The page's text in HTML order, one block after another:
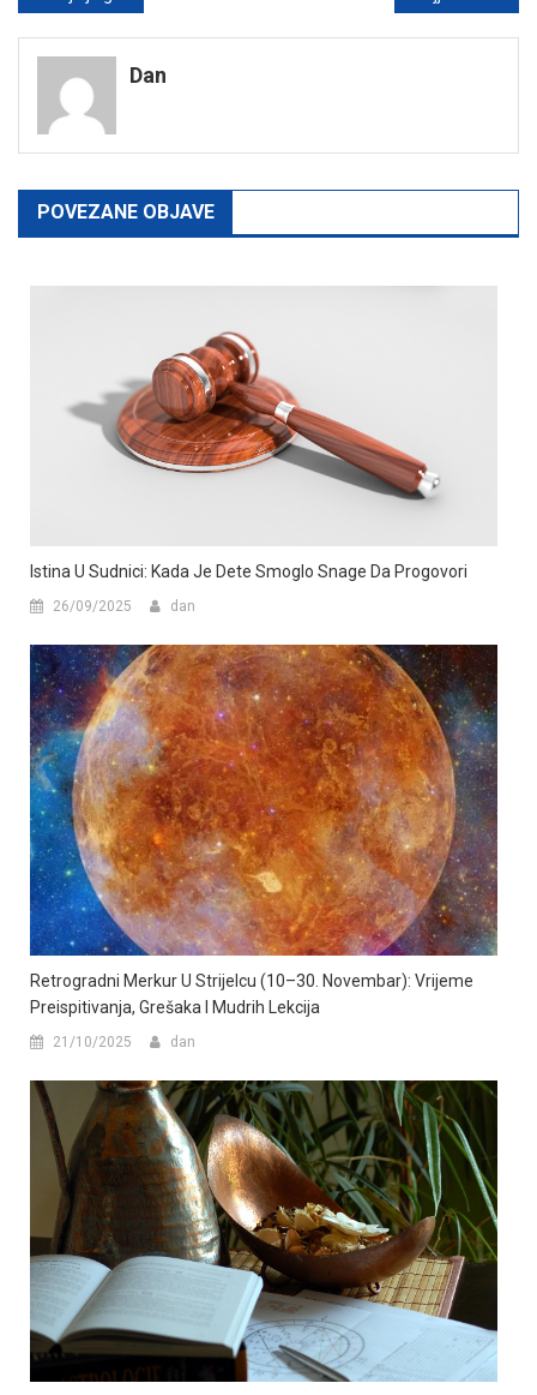
navigation
Dan
POVEZANE OBJAVE
Istina U Sudnici: Kada Je Dete Smoglo Snage Da Progovori
26/09/2025 dan
Retrogradni Merkur U Strijelcu (10–30. Novembar): Vrijeme
Preispitivanja, Grešaka I Mudrih Lekcija
21/10/2025 dan